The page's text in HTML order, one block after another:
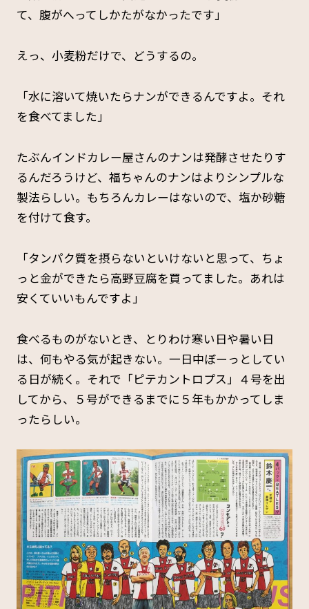
て、腹がへってしかたがなかったです」
えっ、小麦粉だけで、どうするの。
「水に溶いて焼いたらナンができるんですよ。それ
を食べてました」
たぶんインドカレー屋さんのナンは発酵させたりす
るんだろうけど、福ちゃんのナンはよりシンプルな
製法らしい。もちろんカレーはないので、塩か砂糖
を付けて食す。
「タンパク質を摂らないといけないと思って、ちょ
っと金ができたら高野豆腐を買ってました。あれは
安くていいもんですよ」
食べるものがないとき、とりわけ寒い日や暑い日
は、何もやる気が起きない。一日中ぼーっとしてい
る日が続く。それで「ピテカントロプス」４号を出
してから、５号ができるまでに５年もかかってしま
ったらしい。